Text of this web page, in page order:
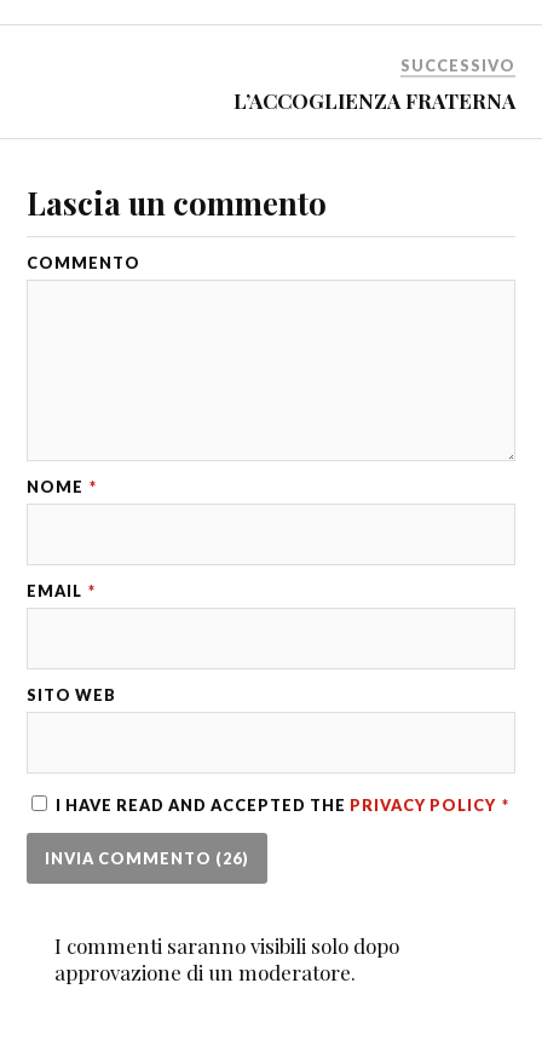
SUCCESSIVO
L’ACCOGLIENZA FRATERNA
Lascia un commento
COMMENTO
NOME *
EMAIL *
SITO WEB
I HAVE READ AND ACCEPTED THE PRIVACY POLICY *
I commenti saranno visibili solo dopo
approvazione di un moderatore.